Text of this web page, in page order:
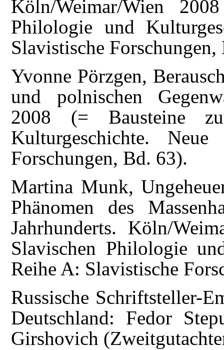
Köln/Weimar/Wien
Philologie und
Slavistische
Yvonne Pörzgen,
und polnischen
2008 (= Bausteine
Kulturgeschichte.
Forschungen, Bd. 63).
Martina Munk,
Phänomen des
Jahrhunderts. Köln/
Slavischen Philologie
Reihe A: Slavistische
Russische Schriftsteller-
Deutschland: Fedor
Girshovich